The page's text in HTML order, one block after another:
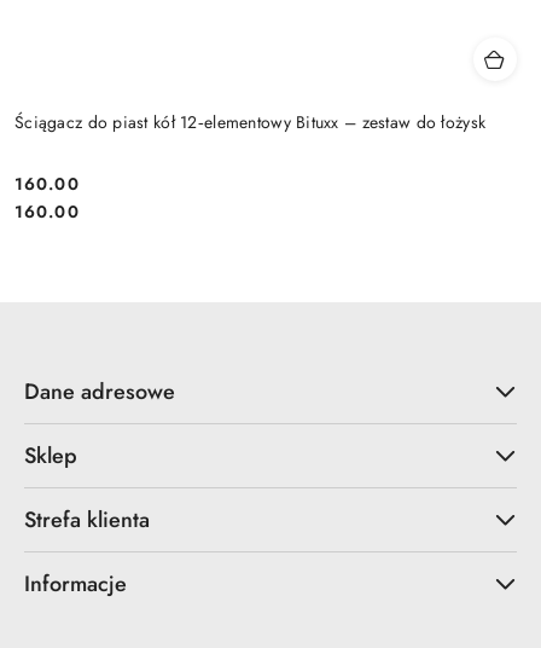
Ściągacz do piast kół 12‑elementowy Bituxx – zestaw do łożysk
Cena:
160.00
Cena:
160.00
Dane adresowe
Sklep
Strefa klienta
Informacje